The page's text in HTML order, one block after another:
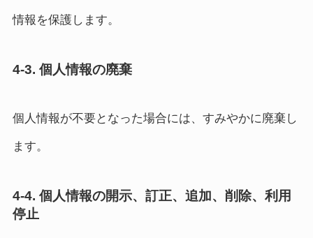
情報を保護します。
4-3. 個人情報の廃棄
個人情報が不要となった場合には、すみやかに廃棄し
ます。
4-4. 個人情報の開示、訂正、追加、削除、利用
停止